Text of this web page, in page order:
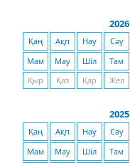
2026
Қаң Ақп Нау
Сәу
Мам
Мау Шіл
Там
Қыр
Қаз Қар Жел
2025
Қаң Ақп Нау
Сәу
Мам
Мау Шіл
Там